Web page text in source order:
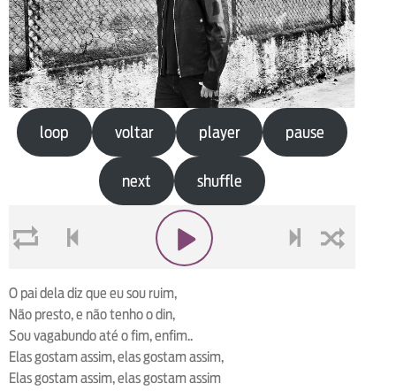
loop voltar player pause
next shuffle
O pai dela diz que eu sou ruim,
Não presto, e não tenho o din,
Sou vagabundo até o fim, enfim..
Elas gostam assim, elas gostam assim,
Elas gostam assim, elas gostam assim